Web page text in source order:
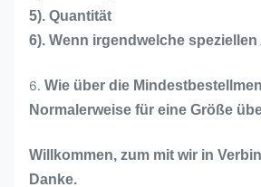
5). Quantität
6). Wenn irgendwelche
6. Wie über die
Normalerweise für eine Größe
Willkommen, zum mit wir in
Danke.